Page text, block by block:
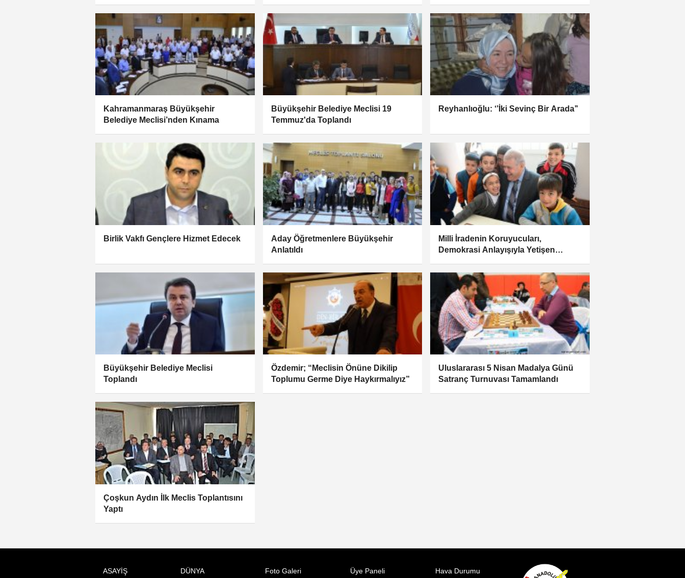
Kahramanmaraş Büyükşehir
Belediye Meclisi’nden Kınama
Büyükşehir Belediye Meclisi 19
Temmuz'da Toplandı
Reyhanlıoğlu: ‘’İki Sevinç Bir Arada’’
Birlik Vakfı Gençlere Hizmet Edecek
Aday Öğretmenlere Büyükşehir
Anlatıldı
Milli İradenin Koruyucuları,
Demokrasi Anlayışıyla Yetişen
Büyükşehir Belediye Meclisi
Toplandı
Özdemir; “Meclisin Önüne Dikilip
Toplumu Germe Diye Haykırmalıyız”
Uluslararası 5 Nisan Madalya Günü
Satranç Turnuvası Tamamlandı
Çoşkun Aydın İlk Meclis Toplantısını
Yaptı
ASAYİŞ DÜNYA Foto Galeri Üye Paneli Hava Durumu